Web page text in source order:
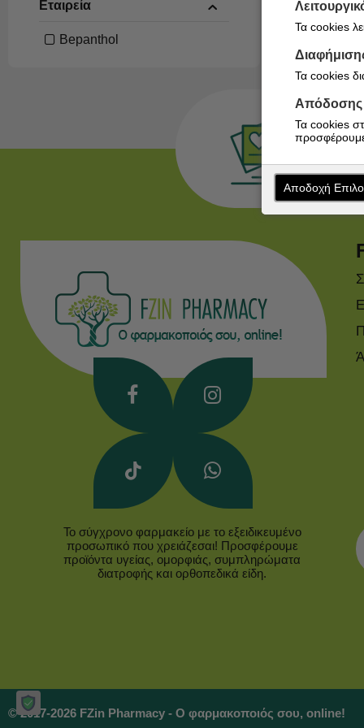
Εταιρεία
Bepanthol
Το σύγχρονο φαρμακείο με το εξειδικευμένο
προσωπικό που χρειάζεσαι! Προσφέρουμε
προϊόντα υγείας, ομορφιάς, συμπληρώματα
διατροφής και ορθοπεδικά είδη.
© 2017-2026 FZin Pharmacy - Ο φαρμακοποιός σου, online!
Τα cookies
Τα cookies
Απόδοσης
Τα cookies
Αποδοχή